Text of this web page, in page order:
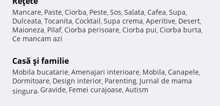
Mancare, Paste, Ciorba, Peste, Sos, Salata, Cafea, Supa,
Dulceata, Tocanita, Cocktail, Supa crema, Aperitive, Desert,
Maioneza, Pilaf, Ciorba perisoare, Ciorba pui, Ciorba burta,
Ce mancam azi
Casă şi familie
Mobila bucatarie, Amenajari interioare, Mobila, Canapele,
Dormitoare, Design interior, Parenting, Jurnal de mama
singura, Gravide, Femei curajoase, Autism